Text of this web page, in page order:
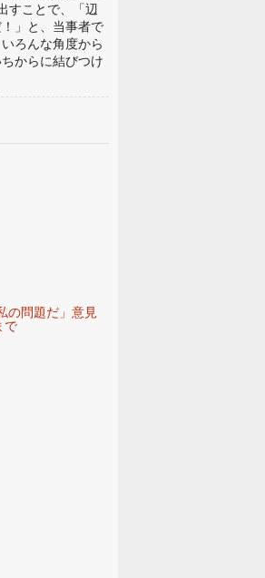
すことで、「辺
」と、当事者で
ろんな角度から
からに結びつけ
の問題だ」意見
で